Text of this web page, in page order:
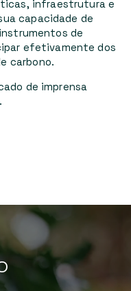
infraestrutura e
capacidade de
de
efetivamente dos
carbono.
de imprensa